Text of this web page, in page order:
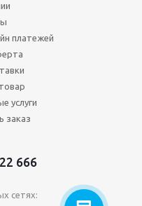
платежей
услуги
заказ
666
сетях: